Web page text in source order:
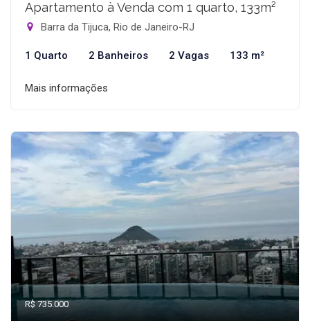
Apartamento à Venda com 1 quarto, 133m²
Barra da Tijuca, Rio de Janeiro-RJ
1 Quarto 2 Banheiros 2 Vagas 133 m²
Mais informações
R$ 735.000